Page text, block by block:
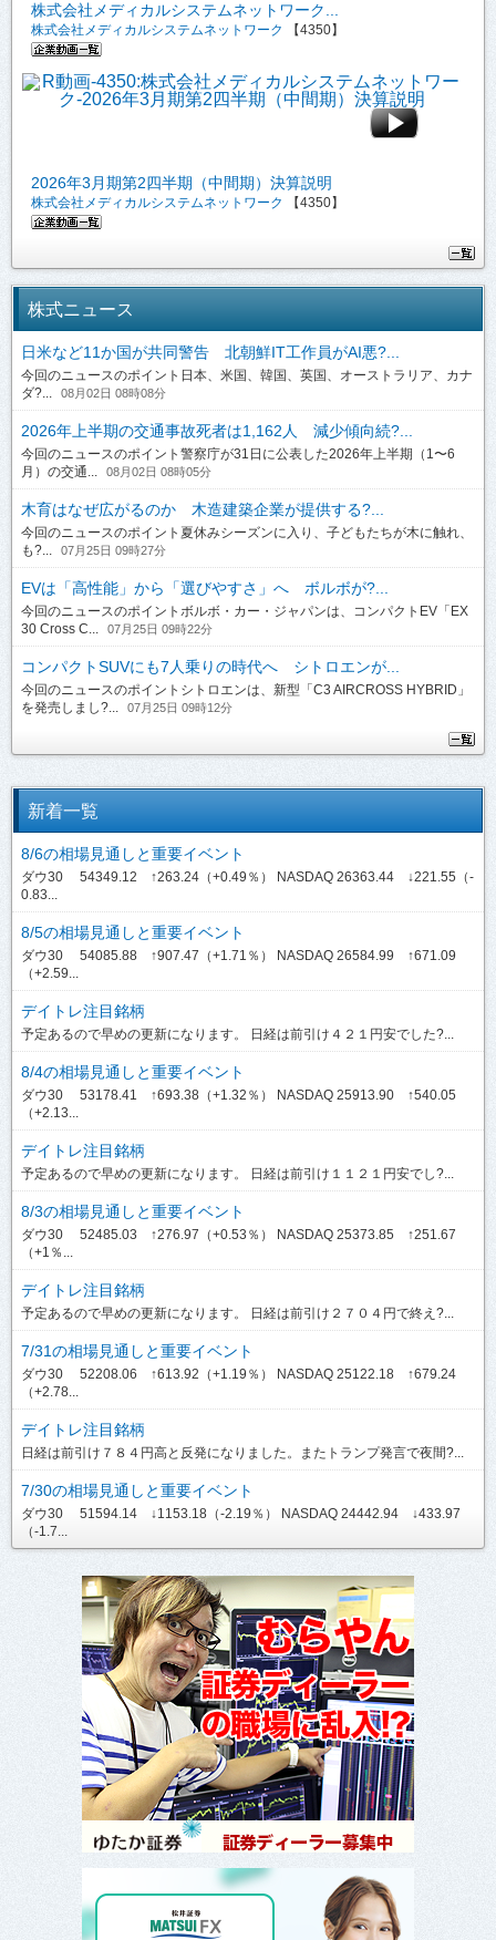
株式会社メディカルシステムネットワーク...
株式会社メディカルシステムネットワーク 【4350】
2026年3月期第2四半期（中間期）決算説明
株式会社メディカルシステムネットワーク 【4350】
株式ニュース
日米など11か国が共同警告 北朝鮮IT工作員がAI悪?...
今回のニュースのポイント日本、米国、韓国、英国、オーストラリア、カナ
ダ?...
08月02日 08時08分
2026年上半期の交通事故死者は1,162人 減少傾向続?...
今回のニュースのポイント警察庁が31日に公表した2026年上半期（1〜6
月）の交通...
08月02日 08時05分
木育はなぜ広がるのか 木造建築企業が提供する?...
今回のニュースのポイント夏休みシーズンに入り、子どもたちが木に触れ、
も?...
07月25日 09時27分
EVは「高性能」から「選びやすさ」へ ボルボが?...
今回のニュースのポイントボルボ・カー・ジャパンは、コンパクトEV「EX
30 Cross C...
07月25日 09時22分
コンパクトSUVにも7人乗りの時代へ シトロエンが...
今回のニュースのポイントシトロエンは、新型「C3 AIRCROSS HYBRID」
を発売しまし?...
07月25日 09時12分
新着一覧
8/6の相場見通しと重要イベント
ダウ30 54349.12 ↑263.24（+0.49％） NASDAQ 26363.44 ↓221.55（-
0.83...
8/5の相場見通しと重要イベント
ダウ30 54085.88 ↑907.47（+1.71％） NASDAQ 26584.99 ↑671.09
（+2.59...
デイトレ注目銘柄
予定あるので早めの更新になります。 日経は前引け４２１円安でした?...
8/4の相場見通しと重要イベント
ダウ30 53178.41 ↑693.38（+1.32％） NASDAQ 25913.90 ↑540.05
（+2.13...
デイトレ注目銘柄
予定あるので早めの更新になります。 日経は前引け１１２１円安でし?...
8/3の相場見通しと重要イベント
ダウ30 52485.03 ↑276.97（+0.53％） NASDAQ 25373.85 ↑251.67
（+1％...
デイトレ注目銘柄
予定あるので早めの更新になります。 日経は前引け２７０４円で終え?...
7/31の相場見通しと重要イベント
ダウ30 52208.06 ↑613.92（+1.19％） NASDAQ 25122.18 ↑679.24
（+2.78...
デイトレ注目銘柄
日経は前引け７８４円高と反発になりました。またトランプ発言で夜間?...
7/30の相場見通しと重要イベント
ダウ30 51594.14 ↓1153.18（-2.19％） NASDAQ 24442.94 ↓433.97
（-1.7...